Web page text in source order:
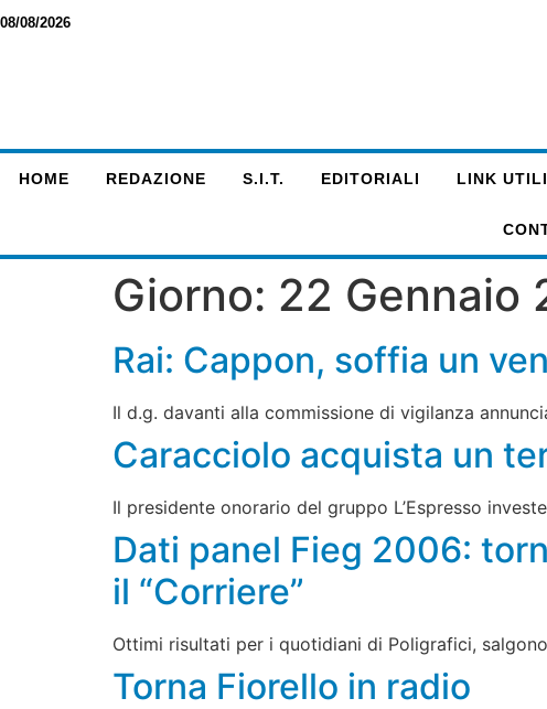
08/08/2026
HOME REDAZIONE S.I.T. EDITORIALI LINK UTILI
Giorno: 22 Gennaio
Rai: Cappon, soffia un
Il d.g. davanti alla commissione di vigilanza
Caracciolo acquista un
Il presidente onorario del gruppo L’Espresso
Dati panel Fieg 2006:
il “Corriere”
Ottimi risultati per i quotidiani di Poligrafici, salgono
Torna Fiorello in radio